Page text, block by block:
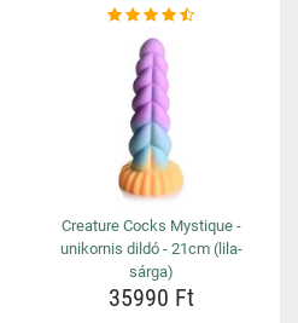
Creature Cocks Mystique -
unikornis dildó - 21cm (lila-
sárga)
35990 Ft